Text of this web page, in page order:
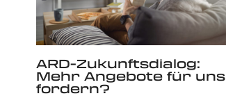
ARD-Zukunftsdialog:
Mehr Angebote für uns
fordern?